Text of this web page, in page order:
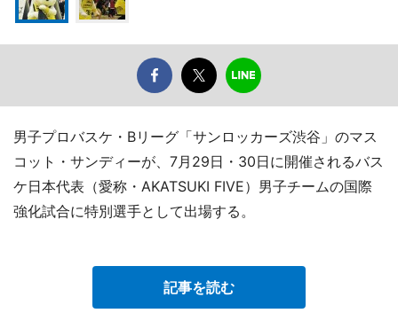
男子プロバスケ・Bリーグ「サンロッカーズ渋谷」のマス
コット・サンディーが、7月29日・30日に開催されるバス
ケ日本代表（愛称・AKATSUKI FIVE）男子チームの国際
強化試合に特別選手として出場する。
記事を読む